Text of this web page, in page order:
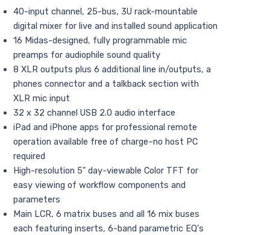
40-input channel, 25-bus, 3U rack-mountable
digital mixer for live and installed sound application
16 Midas-designed, fully programmable mic
preamps for audiophile sound quality
8 XLR outputs plus 6 additional line in/outputs, a
phones connector and a talkback section with
XLR mic input
32 x 32 channel USB 2.0 audio interface
iPad and iPhone apps for professional remote
operation available free of charge–no host PC
required
High-resolution 5" day-viewable Color TFT for
easy viewing of workflow components and
parameters
Main LCR, 6 matrix buses and all 16 mix buses
each featuring inserts, 6-band parametric EQ's